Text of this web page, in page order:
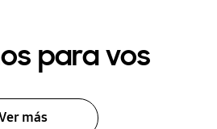
para vos
más